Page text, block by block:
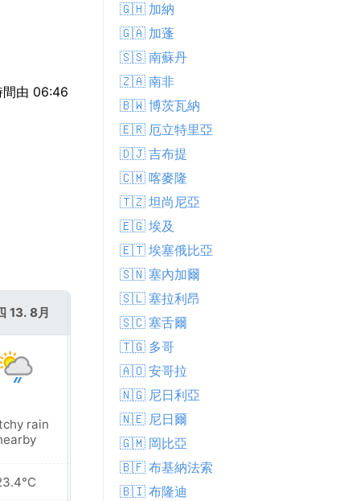
間由 06:46
13. 8月
rain
Patchy rain
nearby
22.3°C
🇬🇭 加納
🇬🇦 加蓬
🇸🇸 南蘇丹
🇿🇦 南非
🇧🇼 博茨瓦納
🇪🇷 厄立特里亞
🇩🇯 吉布提
🇨🇲 喀麥隆
🇹🇿 坦尚尼亞
🇪🇬 埃及
🇪🇹 埃塞俄比亞
🇸🇳 塞內加爾
🇸🇱 塞拉利昂
🇸🇨 塞舌爾
🇹🇬 多哥
🇦🇴 安哥拉
🇳🇬 尼日利亞
🇳🇪 尼日爾
🇬🇲 岡比亞
🇧🇫 布基納法索
🇧🇮 布隆迪